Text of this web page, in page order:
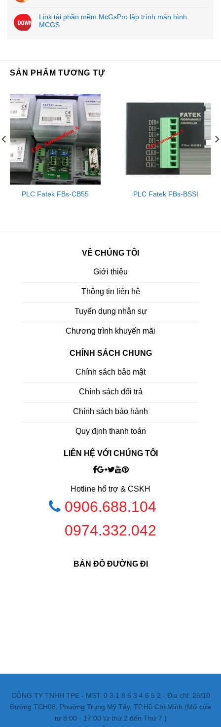
Link tải phần mềm McGsPro lập trình màn hình
MCGS
SẢN PHẨM TƯƠNG TỰ
PLC Fatek FBs-CB55 PLC Fatek FBs-BSSI
VỀ CHÚNG TÔI
Giới thiệu
Thông tin liên hệ
Tuyển dụng nhận sự
Chương trình khuyến mãi
CHÍNH SÁCH CHUNG
Chính sách bảo mật
Chính sách đổi trả
Chính sách bảo hành
Quy định thanh toán
LIÊN HỆ VỚI CHÚNG TÔI
Hotline hổ trợ & CSKH
0906.688.104
0974.332.042
BẢN ĐỒ ĐƯỜNG ĐI
CÔNG TY TNHH TPE - MST: 0 3 1 8 5 3 4 6 5 2 - Địa chỉ: 25/10
Đường TCH08, Phường Trung Mỹ Tây, TP.Hồ Chí Minh (Mở cửa
từ 8:00 - 17:00 từ thứ 2 đến Thứ 7 )